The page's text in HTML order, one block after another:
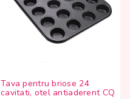
Tava pentru briose 24
cavitati, otel antiaderent CQ